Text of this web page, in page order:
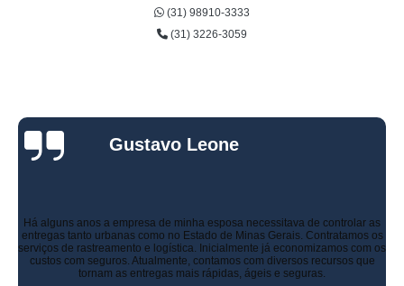
(31) 98910-3333
(31) 3226-3059
Gustavo Leone
Há alguns anos a empresa de minha esposa necessitava de controlar as
entregas tanto urbanas como no Estado de Minas Gerais. Contratamos os
serviços de rastreamento e logística. Inicialmente já economizamos com os
custos com seguros. Atualmente, contamos com diversos recursos que
tornam as entregas mais rápidas, ágeis e seguras.